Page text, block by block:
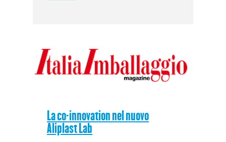
La co-innovation nel nuovo
Aliplast Lab